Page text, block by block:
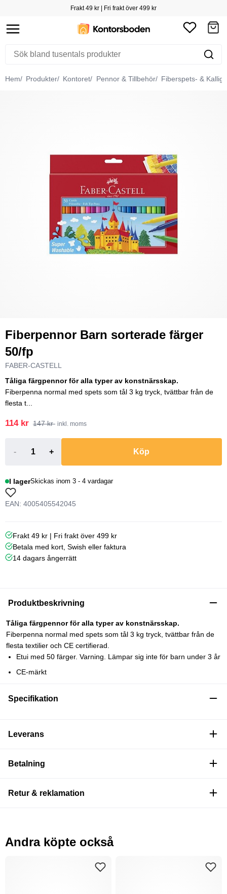
Frakt 49 kr | Fri frakt över 499 kr
Hem Produkter Kontoret Pennor & Tillbehör Fiberspets- &
Fiberpennor Barn sorterade färger
50/fp
FABER-CASTELL
Tåliga färgpennor för alla typer av konstnärsskap.
Fiberpenna normal med spets som tål 3 kg tryck, tvättbar från de
flesta t...
114 kr 147 kr inkl. moms
- + Köp
I lagerSkickas inom 3 - 4 vardagar
EAN: 4005405542045
Frakt 49 kr | Fri frakt över 499 kr
Betala med kort, Swish eller faktura
14 dagars ångerrätt
Produktbeskrivning
Tåliga färgpennor för alla typer av konstnärsskap.
Fiberpenna normal med spets som tål 3 kg tryck, tvättbar från de
flesta textilier och CE certifierad.
Etui med 50 färger. Varning. Lämpar sig inte för barn under 3 år
CE-märkt
Specifikation
Leverans
Betalning
Retur & reklamation
Andra köpte också